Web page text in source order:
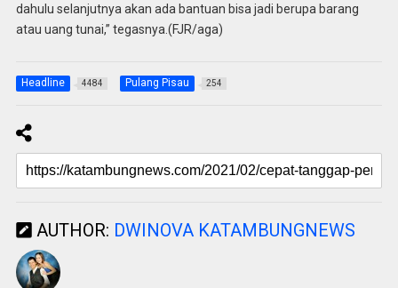
dahulu selanjutnya akan ada bantuan bisa jadi berupa barang
atau uang tunai,” tegasnya.(FJR/aga)
Headline 4484 Pulang Pisau 254
AUTHOR: DWINOVA KATAMBUNGNEWS